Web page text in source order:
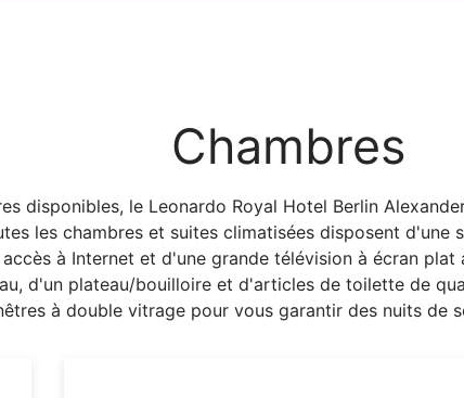
Chambres
disponibles, le Leonardo Royal Hotel Berlin
les chambres et suites climatisées disposent d'une
à Internet et d'une grande télévision à écran plat
d'un plateau/bouilloire et d'articles de toilette de
à double vitrage pour vous garantir des nuits de